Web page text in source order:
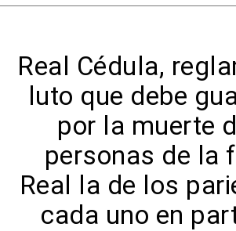
Real Cédula,
luto que debe
por la muerte
personas de la
Real la de los
cada uno en